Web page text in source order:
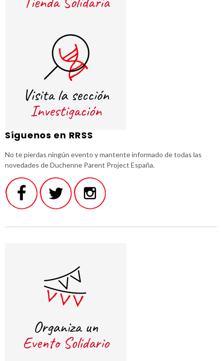
Síguenos en RRSS
No te pierdas ningún evento y mantente informado de todas las
novedades de Duchenne Parent Project España.